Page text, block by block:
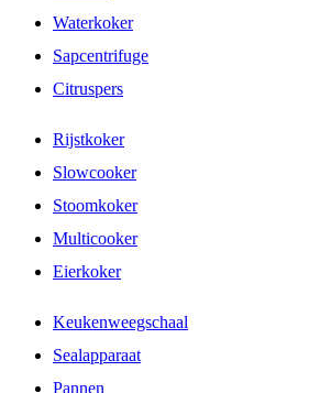
Waterkoker
Sapcentrifuge
Citruspers
Rijstkoker
Slowcooker
Stoomkoker
Multicooker
Eierkoker
Keukenweegschaal
Sealapparaat
Pannen